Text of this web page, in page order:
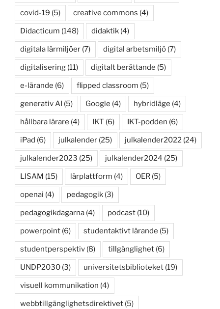
covid-19 (5) creative commons (4)
Didacticum (148) didaktik (4)
digitala lärmiljöer (7) digital arbetsmiljö (7)
digitalisering (11) digitalt berättande (5)
e-lärande (6) flipped classroom (5)
generativ AI (5) Google (4) hybridläge (4)
hållbara lärare (4) IKT (6) IKT-podden (6)
iPad (6) julkalender (25) julkalender2022 (24)
julkalender2023 (25) julkalender2024 (25)
LISAM (15) lärplattform (4) OER (5)
openai (4) pedagogik (3)
pedagogikdagarna (4) podcast (10)
powerpoint (6) studentaktivt lärande (5)
studentperspektiv (8) tillgänglighet (6)
UNDP2030 (3) universitetsbiblioteket (19)
visuell kommunikation (4)
webbtillgänglighetsdirektivet (5)